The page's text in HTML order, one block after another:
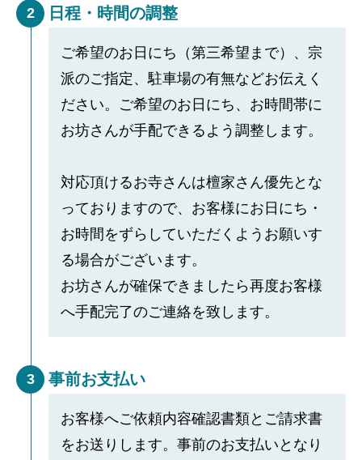
2 日程・時間の調整
ご希望のお日にち（第三希望まで）、宗
派のご指定、駐車場の有無などお伝えく
ださい。ご希望のお日にち、お時間帯に
お坊さんが手配できるよう調整します。
対応頂けるお寺さんは檀家さん優先とな
っておりますので、お客様にお日にち・
お時間をずらしていただくようお願いす
る場合がございます。
お坊さんが確保できましたら再度お客様
へ手配完了のご連絡を致します。
3 事前お支払い
お客様へご依頼内容確認書類とご請求書
をお送りします。事前のお支払いとなり